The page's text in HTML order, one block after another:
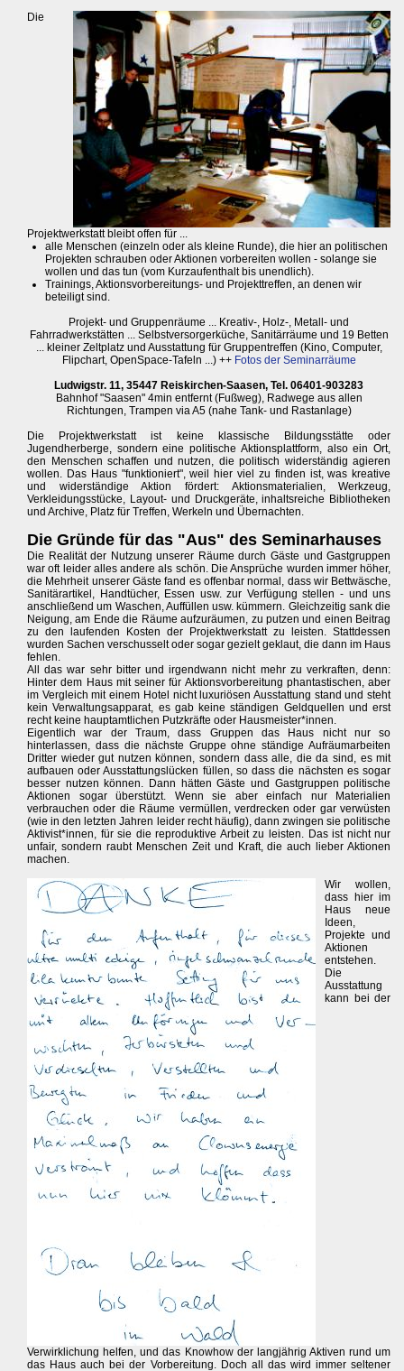
Die
Projektwerkstatt bleibt offen für ...
alle Menschen (einzeln oder als kleine Runde), die hier an politischen
Projekten schrauben oder Aktionen vorbereiten wollen - solange sie
wollen und das tun (vom Kurzaufenthalt bis unendlich).
Trainings, Aktionsvorbereitungs- und Projekttreffen, an denen wir
beteiligt sind.
Projekt- und Gruppenräume ... Kreativ-, Holz-, Metall- und
Fahrradwerkstätten ... Selbstversorgerküche, Sanitärräume und 19 Betten
... kleiner Zeltplatz und Ausstattung für Gruppentreffen (Kino, Computer,
Flipchart, OpenSpace-Tafeln ...) ++ Fotos der Seminarräume
Ludwigstr. 11, 35447 Reiskirchen-Saasen, Tel. 06401-903283
Bahnhof "Saasen" 4min entfernt (Fußweg), Radwege aus allen
Richtungen, Trampen via A5 (nahe Tank- und Rastanlage)
Die Projektwerkstatt ist keine klassische Bildungsstätte oder
Jugendherberge, sondern eine politische Aktionsplattform, also ein Ort,
den Menschen schaffen und nutzen, die politisch widerständig agieren
wollen. Das Haus "funktioniert", weil hier viel zu finden ist, was kreative
und widerständige Aktion fördert: Aktionsmaterialien, Werkzeug,
Verkleidungsstücke, Layout- und Druckgeräte, inhaltsreiche Bibliotheken
und Archive, Platz für Treffen, Werkeln und Übernachten.
Die Gründe für das "Aus" des Seminarhauses
Die Realität der Nutzung unserer Räume durch Gäste und Gastgruppen
war oft leider alles andere als schön. Die Ansprüche wurden immer höher,
die Mehrheit unserer Gäste fand es offenbar normal, dass wir Bettwäsche,
Sanitärartikel, Handtücher, Essen usw. zur Verfügung stellen - und uns
anschließend um Waschen, Auffüllen usw. kümmern. Gleichzeitig sank die
Neigung, am Ende die Räume aufzuräumen, zu putzen und einen Beitrag
zu den laufenden Kosten der Projektwerkstatt zu leisten. Stattdessen
wurden Sachen verschusselt oder sogar gezielt geklaut, die dann im Haus
fehlen.
All das war sehr bitter und irgendwann nicht mehr zu verkraften, denn:
Hinter dem Haus mit seiner für Aktionsvorbereitung phantastischen, aber
im Vergleich mit einem Hotel nicht luxuriösen Ausstattung stand und steht
kein Verwaltungsapparat, es gab keine ständigen Geldquellen und erst
recht keine hauptamtlichen Putzkräfte oder Hausmeister*innen.
Eigentlich war der Traum, dass Gruppen das Haus nicht nur so
hinterlassen, dass die nächste Gruppe ohne ständige Aufräumarbeiten
Dritter wieder gut nutzen können, sondern dass alle, die da sind, es mit
aufbauen oder Ausstattungslücken füllen, so dass die nächsten es sogar
besser nutzen können. Dann hätten Gäste und Gastgruppen politische
Aktionen sogar überstützt. Wenn sie aber einfach nur Materialien
verbrauchen oder die Räume vermüllen, verdrecken oder gar verwüsten
(wie in den letzten Jahren leider recht häufig), dann zwingen sie politische
Aktivist*innen, für sie die reproduktive Arbeit zu leisten. Das ist nicht nur
unfair, sondern raubt Menschen Zeit und Kraft, die auch lieber Aktionen
machen.
Wir wollen,
dass hier im
Haus neue
Ideen,
Projekte und
Aktionen
entstehen.
Die
Ausstattung
kann bei der
Verwirklichung helfen, und das Knowhow der langjährig Aktiven rund um
das Haus auch bei der Vorbereitung. Doch all das wird immer seltener